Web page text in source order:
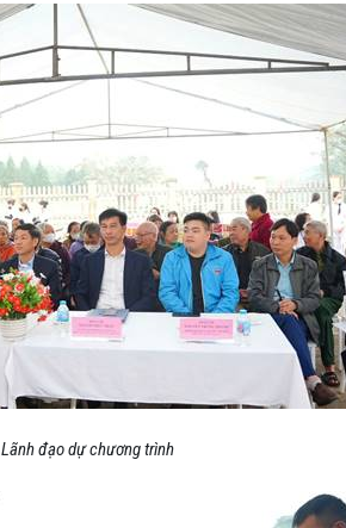
Lãnh đạo dự chương trình